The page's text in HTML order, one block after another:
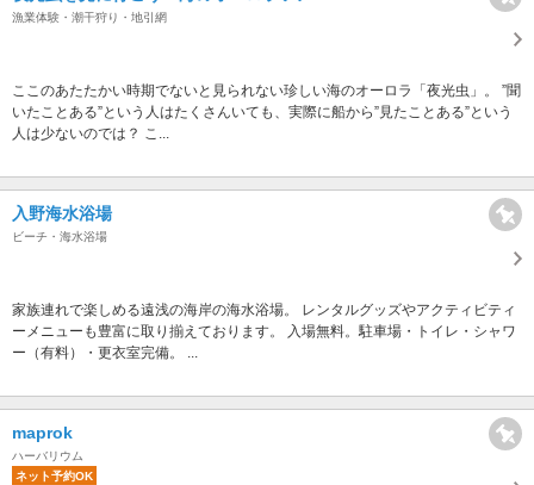
漁業体験・潮干狩り・地引網
ここのあたたかい時期でないと見られない珍しい海のオーロラ「夜光虫」。 ”聞
いたことある”という人はたくさんいても、実際に船から”見たことある”という
人は少ないのでは？ こ...
入野海水浴場
ビーチ・海水浴場
家族連れで楽しめる遠浅の海岸の海水浴場。 レンタルグッズやアクティビティ
ーメニューも豊富に取り揃えております。 入場無料。駐車場・トイレ・シャワ
ー（有料）・更衣室完備。 ...
maprok
ハーバリウム
ネット予約OK